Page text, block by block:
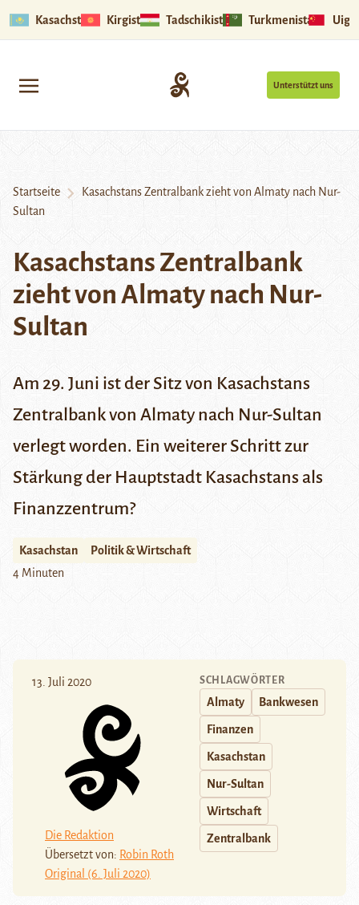
Kasachstan Kirgistan Tadschikistan Turkmenistan
Unterstützt uns
Startseite
Kasachstans Zentralbank zieht von Almaty nach Nur-
Sultan
Kasachstans Zentralbank
zieht von Almaty nach Nur-
Sultan
Am 29. Juni ist der Sitz von Kasachstans
Zentralbank von Almaty nach Nur-Sultan
verlegt worden. Ein weiterer Schritt zur
Stärkung der Hauptstadt Kasachstans als
Finanzzentrum?
Kasachstan
Politik & Wirtschaft
4 Minuten
13. Juli 2020
Die Redaktion
Übersetzt von: Robin Roth
Original (6. Juli 2020)
SCHLAGWÖRTER
Almaty Bankwesen
Finanzen
Kasachstan
Nur-Sultan
Wirtschaft
Zentralbank